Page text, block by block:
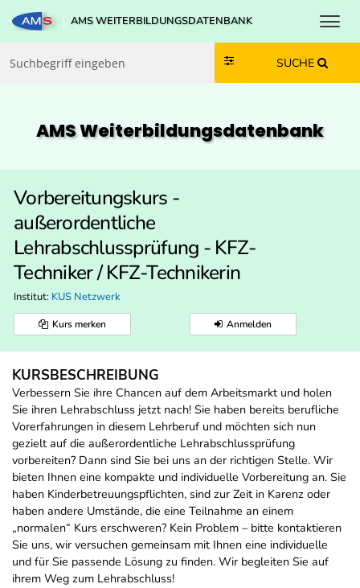
Zum Inhalt springen
Zum Navmenü springen
Zur Suche springen
Zur Footer springen
AMS WEITERBILDUNGSDATENBANK
SUCHE
AMS Weiterbildungs­datenbank
Vorbereitungskurs -
außerordentliche
Lehrabschlussprüfung - KFZ-
Techniker / KFZ-Technikerin
Institut: KUS Netzwerk
Kurs merken Anmelden
KURSBESCHREIBUNG
Verbessern Sie ihre Chancen auf dem Arbeitsmarkt und holen
Sie ihren Lehrabschluss jetzt nach! Sie haben bereits berufliche
Vorerfahrungen in diesem Lehrberuf und möchten sich nun
gezielt auf die außerordentliche Lehrabschlussprüfung
vorbereiten? Dann sind Sie bei uns an der richtigen Stelle. Wir
bieten Ihnen eine kompakte und individuelle Vorbereitung an. Sie
haben Kinderbetreuungspflichten, sind zur Zeit in Karenz oder
haben andere Umstände, die eine Teilnahme an einem
„normalen“ Kurs erschweren? Kein Problem – bitte kontaktieren
Sie uns, wir versuchen gemeinsam mit Ihnen eine individuelle
und für Sie passende Lösung zu finden. Wir begleiten Sie auf
ihrem Weg zum Lehrabschluss!